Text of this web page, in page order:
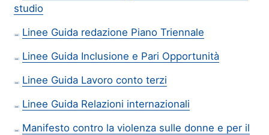
studio
PDF Linee Guida redazione Piano Triennale
PDF Linee Guida Inclusione e Pari Opportunità
PDF Linee Guida Lavoro conto terzi
PDF Linee Guida Relazioni internazionali
PDF
Manifesto contro la violenza sulle donne e per il